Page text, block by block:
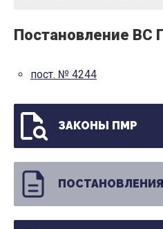
Постановление
пост. № 4244
ЗАКОНЫ ПМР
ПОСТАНОВЛЕНИЯ